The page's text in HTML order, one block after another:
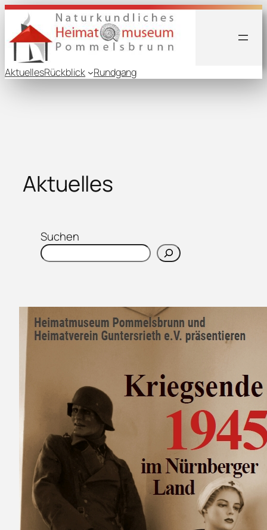
Zum
Inhalt
springen
AktuellesRückblick Rundgang
Aktuelles
Suchen